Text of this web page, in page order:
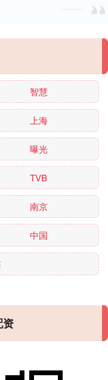
智慧
上海
曝光
TVB
南京
中国
资